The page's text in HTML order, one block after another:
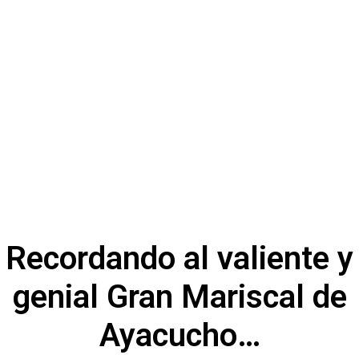
Recordando al valiente y
genial Gran Mariscal de
Ayacucho…